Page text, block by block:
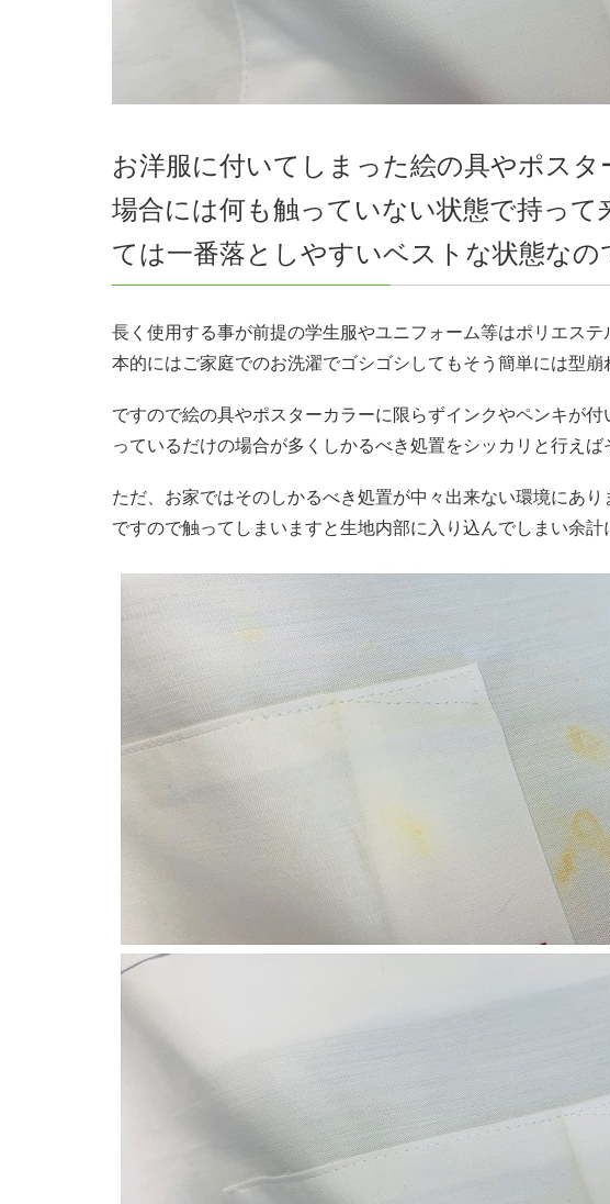
お洋服に付いてしまった絵の具やポス
場合には何も触っていない状態で持っ
ては一番落としやすいベストな状態なの
長く使用する事が前提の学生服やユニフォーム等はポリエス
本的にはご家庭でのお洗濯でゴシゴシしてもそう簡単には型崩
ですので絵の具やポスターカラーに限らずインクやペンキが
っているだけの場合が多くしかるべき処置をシッカリと行えば
ただ、お家ではそのしかるべき処置が中々出来ない環境にあり
ですので触ってしまいますと生地内部に入り込んでしまい余計